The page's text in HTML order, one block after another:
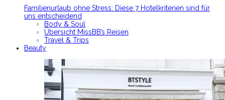
Familienurlaub ohne Stress: Diese 7 Hotelkriterien sind für
uns entscheidend
Body & Soul
Übersicht MissBB’s Reisen
Travel & Trips
Beauty